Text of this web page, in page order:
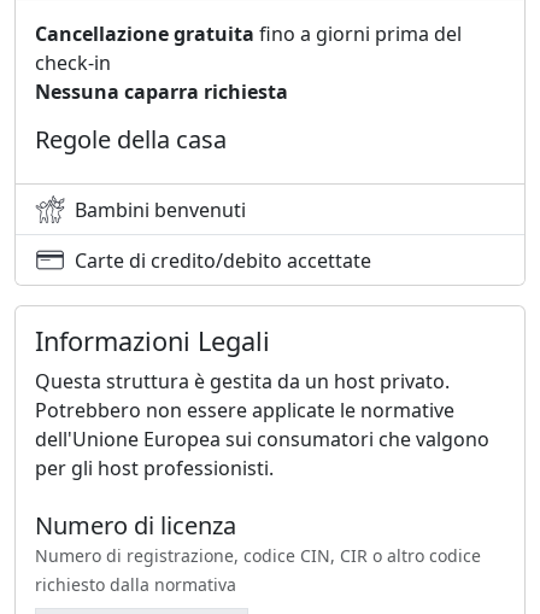
Cancellazione gratuita fino a giorni prima del
check-in
Nessuna caparra richiesta
Regole della casa
Bambini benvenuti
Carte di credito/debito accettate
Informazioni Legali
Questa struttura è gestita da un host privato.
Potrebbero non essere applicate le normative
dell'Unione Europea sui consumatori che valgono
per gli host professionisti.
Numero di licenza
Numero di registrazione, codice CIN, CIR o altro codice
richiesto dalla normativa